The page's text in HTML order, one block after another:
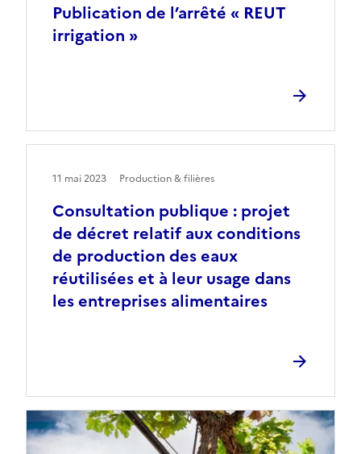
Publication de l’arrêté « REUT
irrigation »
Consultation publique : projet
de décret relatif aux conditions
de production des eaux
réutilisées et à leur usage dans
les entreprises alimentaires
11 mai 2023 Production & filières